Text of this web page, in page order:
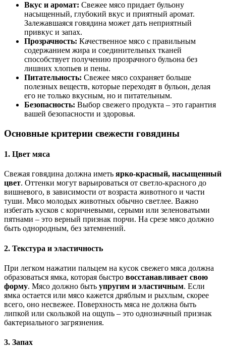
Вкус и аромат: Свежее мясо придает бульону
насыщенный, глубокий вкус и приятный аромат.
Залежавшаяся говядина может дать неприятный
привкус и запах.
Прозрачность: Качественное мясо с правильным
содержанием жира и соединительных тканей
способствует получению прозрачного бульона без
лишних хлопьев и пены.
Питательность: Свежее мясо сохраняет больше
полезных веществ, которые переходят в бульон, делая
его не только вкусным, но и питательным.
Безопасность: Выбор свежего продукта – это гарантия
вашей безопасности и здоровья.
Основные критерии свежести говядины
1. Цвет мяса
Свежая говядина должна иметь ярко-красный, насыщенный
цвет. Оттенки могут варьироваться от светло-красного до
вишневого, в зависимости от возраста животного и части
туши. Мясо молодых животных обычно светлее. Важно
избегать кусков с коричневыми, серыми или зеленоватыми
пятнами – это верный признак порчи. На срезе мясо должно
быть однородным, без затемнений.
2. Текстура и эластичность
При легком нажатии пальцем на кусок свежего мяса должна
образоваться ямка, которая быстро восстанавливает свою
форму. Мясо должно быть упругим и эластичным. Если
ямка остается или мясо кажется дряблым и рыхлым, скорее
всего, оно несвежее. Поверхность мяса не должна быть
липкой или скользкой на ощупь – это однозначный признак
бактериального загрязнения.
3. Запах